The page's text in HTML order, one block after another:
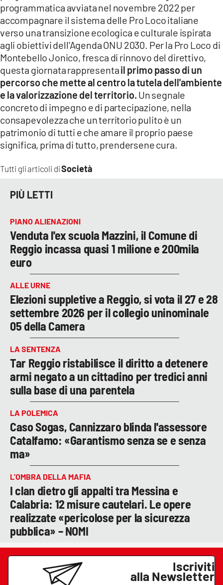
LACAPITALENEWS.IT
App
ANDROID
APPLE
Tutti gli articoli diSocietà
programmatica avviata nel novembre 2022 per
accompagnare il sistema delle Pro Loco italiane
verso una transizione ecologica e culturale ispirata
agli obiettivi dell'Agenda ONU 2030. Per la Pro Loco di
Montebello Jonico, fresca di rinnovo del direttivo,
questa giornata rappresentail primo passo di un
percorso che mette al centro la tutela dell'ambiente
e la valorizzazione del territorio. Un segnale
concreto di impegno e di partecipazione, nella
consapevolezza che un territorio pulito è un
patrimonio di tutti e che amare il proprio paese
significa, prima di tutto, prendersene cura.
PIÙ LETTI
PIANO ALIENAZIONI
Venduta l'ex scuola Mazzini, il Comune di
Reggio incassa quasi 1 milione e 200mila
euro
ALLE URNE
Elezioni suppletive a Reggio, si vota il 27 e 28
settembre 2026 per il collegio uninominale
05 della Camera
LA SENTENZA
Tar Reggio ristabilisce il diritto a detenere
armi negato a un cittadino per tredici anni
sulla base di una parentela
LA POLEMICA
Caso Sogas, Cannizzaro blinda l'assessore
Catalfamo: «Garantismo senza se e senza
ma»
L’OMBRA DELLA MAFIA
I clan dietro gli appalti tra Messina e
Calabria: 12 misure cautelari. Le opere
realizzate «pericolose per la sicurezza
pubblica» – NOMI
Iscriviti
alla Newsletter